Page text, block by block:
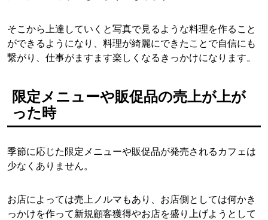
そこから上達していくと写真で見るような料理を作ること
ができるようになり、料理が綺麗にできたことで自信にも
繋がり、仕事がますます楽しくなるきっかけになります。
限定メニューや販促品の売上が上が
った時
季節に応じた限定メニューや販促品が発売されるカフェは
少なくありません。
お店によっては売上ノルマもあり、お店側としては何かき
っかけを作って新規顧客獲得やお店を盛り上げようとして